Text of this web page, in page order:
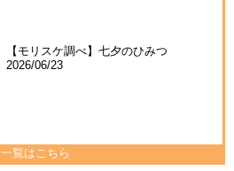
【モリスケ調べ】七夕のひみつ
2026/06/23
一覧はこちら